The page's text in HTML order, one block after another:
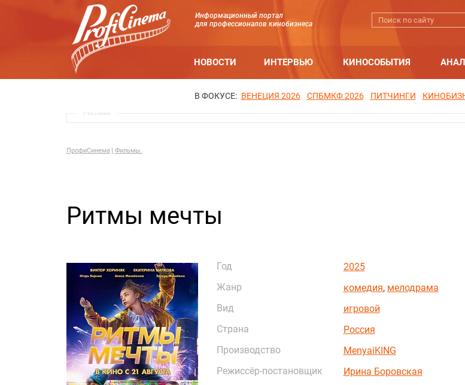
Информационный портал
для профессионалов кинобизнеса
НОВОСТИ ИНТЕРВЬЮ КИНОСОБЫТИЯ
В ФОКУСЕ: ВЕНЕЦИЯ 2026 СПБМКФ 2026 ПИТЧИНГИ
Реклама
ПрофиСинема Фильмы.
Ритмы мечты
Год
2025
Жанр
комедия, мелодрама
Вид
игровой
Страна
Россия
Производство
MenyaiKING
Режиссёр-постановщик
Ирина Боровская